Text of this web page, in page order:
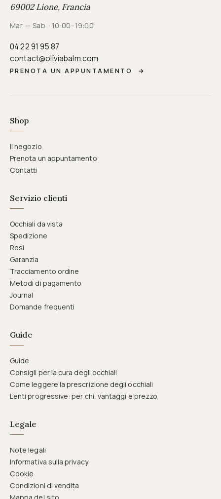
69002 Lione, Francia
Mar. — Sab. · 10:00–19:00
04 22 91 95 87
contact@oliviabalm.com
PRENOTA UN APPUNTAMENTO →
Shop
Il negozio
Prenota un appuntamento
Contatti
Servizio clienti
Occhiali da vista
Spedizione
Resi
Garanzia
Tracciamento ordine
Metodi di pagamento
Journal
Domande frequenti
Guide
Guide
Consigli per la cura degli occhiali
Come leggere la prescrizione degli occhiali
Lenti progressive: per chi, vantaggi e prezzo
Legale
Note legali
Informativa sulla privacy
Cookie
Condizioni di vendita
Mappa del sito